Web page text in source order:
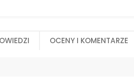
Oceny i komentarze